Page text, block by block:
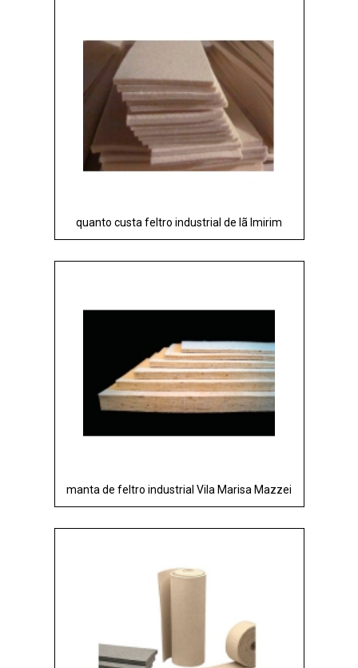
quanto custa feltro industrial de lã Imirim
manta de feltro industrial Vila Marisa Mazzei